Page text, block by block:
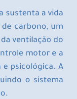
sustenta a vida
carbono, um
ventilação do
motor e a
e psicológica. A
o sistema